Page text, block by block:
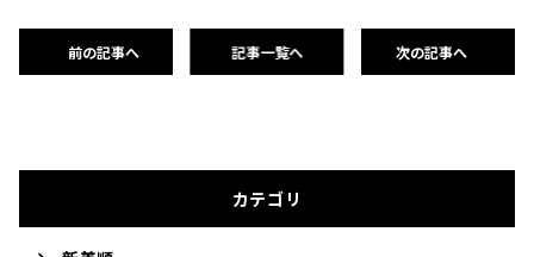
前の記事へ 記事一覧へ 次の記事へ
カテゴリ